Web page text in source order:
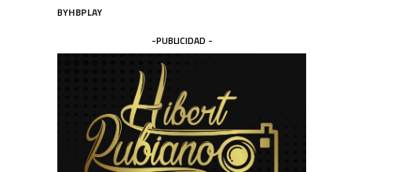
BYHBPLAY
-PUBLICIDAD -